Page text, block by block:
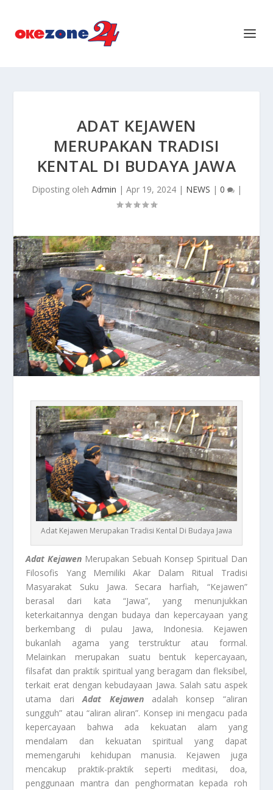
ADAT KEJAWEN
MERUPAKAN TRADISI
KENTAL DI BUDAYA JAWA
Diposting oleh Admin | Apr 19, 2024| NEWS | 0 |
Adat Kejawen Merupakan Tradisi Kental Di Budaya Jawa
Adat Kejawen Merupakan Sebuah Konsep Spiritual Dan
Filosofis Yang Memiliki Akar Dalam Ritual Tradisi
Masyarakat Suku Jawa. Secara harfiah, “Kejawen”
berasal dari kata “Jawa”, yang menunjukkan
keterkaitannya dengan budaya dan kepercayaan yang
berkembang di pulau Jawa, Indonesia. Kejawen
bukanlah agama yang terstruktur atau formal.
Melainkan merupakan suatu bentuk kepercayaan,
filsafat dan praktik spiritual yang beragam dan fleksibel,
terkait erat dengan kebudayaan Jawa. Salah satu aspek
utama dariAdat Kejawenadalah konsep “aliran
sungguh” atau “aliran aliran”. Konsep ini mengacu pada
kepercayaan bahwa ada kekuatan alam yang
mendalam dan kekuatan spiritual yang dapat
memengaruhi kehidupan manusia. Kejawen juga
mencakup praktik-praktik seperti meditasi, doa,
penggunaan mantra dan penghormatan kepada roh